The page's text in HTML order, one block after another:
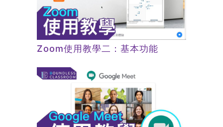
Zoom使用教學二：基本功能